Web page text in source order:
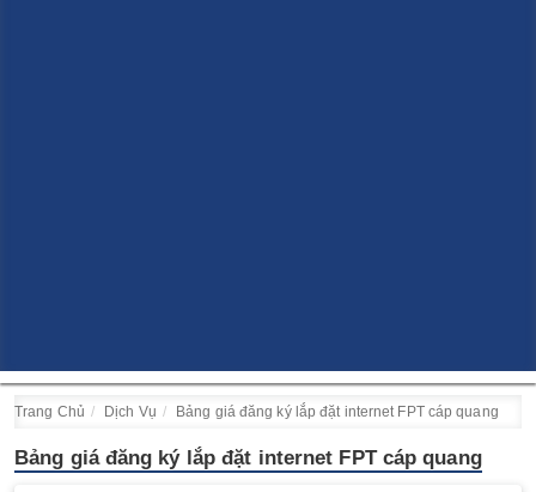
Trang Chủ Dịch Vụ Bảng giá đăng ký lắp đặt internet FPT cáp quang
Bảng giá đăng ký lắp đặt internet FPT cáp quang